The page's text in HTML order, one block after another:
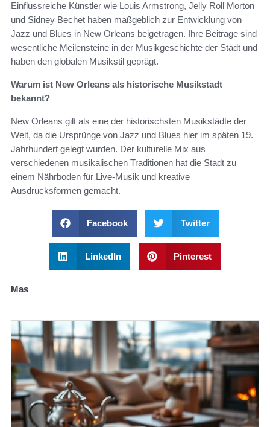
Einflussreiche Künstler wie Louis Armstrong, Jelly Roll Morton
und Sidney Bechet haben maßgeblich zur Entwicklung von
Jazz und Blues in New Orleans beigetragen. Ihre Beiträge sind
wesentliche Meilensteine in der Musikgeschichte der Stadt und
haben den globalen Musikstil geprägt.
Warum ist New Orleans als historische Musikstadt
bekannt?
New Orleans gilt als eine der historischsten Musikstädte der
Welt, da die Ursprünge von Jazz und Blues hier im späten 19.
Jahrhundert gelegt wurden. Der kulturelle Mix aus
verschiedenen musikalischen Traditionen hat die Stadt zu
einem Nährboden für Live-Musik und kreative
Ausdrucksformen gemacht.
Facebook Twitter
LinkedIn Pinterest
Mas